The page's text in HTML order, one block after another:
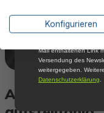
APX365™ Das
Konfigurieren
*Mit der Anmeldung
Mail über aktuelle
Mail enthaltenen Link
Versendung des
weitergegeben.
Datenschutzerklärung